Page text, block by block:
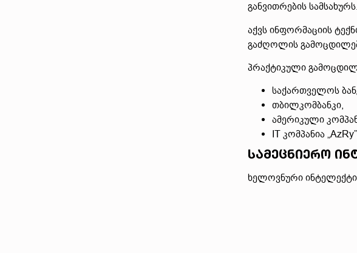
განვითრების სამსახურს.
აქვს ინფორმაციის
გაძღოლის
პრაქტიკული
საქართველოს
თბილკომბანკი,
ამერიკული
IT კომპანია
სამეცნიერო
ხელოვნური